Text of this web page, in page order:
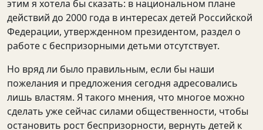
этим я хотела бы сказать: в национальном плане
действий до 2000 года в интересах детей Российской
Федерации, утвержденном президентом, раздел о
работе с беспризорными детьми отсутствует.
Но вряд ли было правильным, если бы наши
пожелания и предложения сегодня адресовались
лишь властям. Я такого мнения, что многое можно
сделать уже сейчас силами общественности, чтобы
остановить рост беспризорности, вернуть детей к